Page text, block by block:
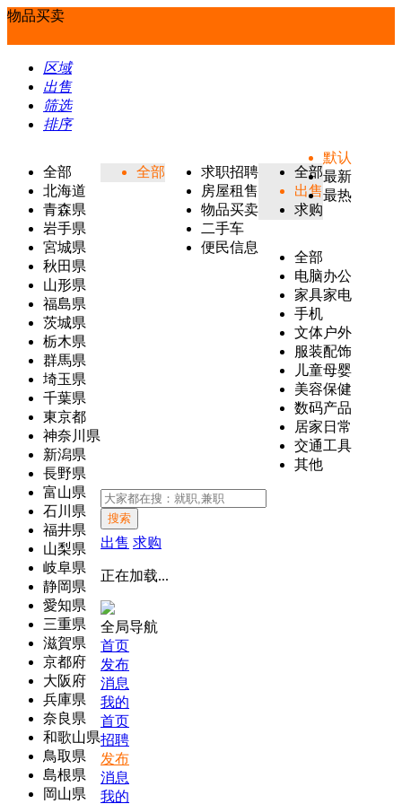
物品买卖
区域
出售
筛选
排序
全部
北海道
青森県
岩手県
宮城県
秋田県
山形県
福島県
茨城県
栃木県
群馬県
埼玉県
千葉県
東京都
神奈川県
新潟県
長野県
富山県
石川県
福井県
山梨県
岐阜県
静岡県
愛知県
三重県
滋賀県
京都府
大阪府
兵庫県
奈良県
和歌山県
鳥取県
島根県
岡山県
全部
求职招聘
房屋租售
物品买卖
二手车
便民信息
全部
出售
求购
全部
电脑办公
家具家电
手机
文体户外
服装配饰
儿童母婴
美容保健
数码产品
居家日常
交通工具
其他
默认
最新
最热
搜索
出售 求购
正在加载...
全局导航
首页
发布
消息
我的
首页
招聘
发布
消息
我的